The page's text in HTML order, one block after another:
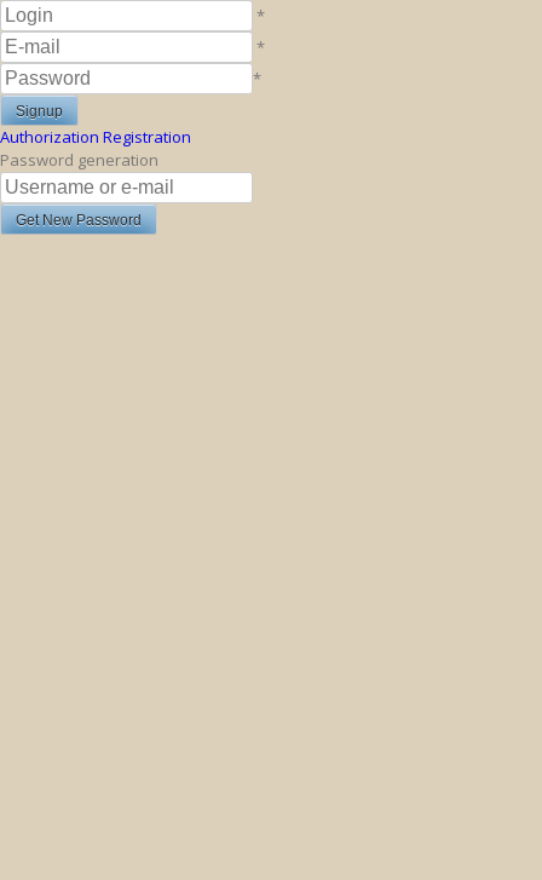
*
*
*
Authorization Registration
Password generation